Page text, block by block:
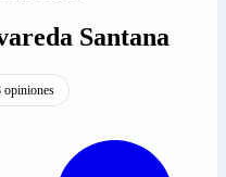
Santana
opiniones